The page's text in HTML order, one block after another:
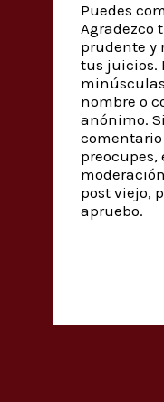
Puedes
Agradezco
prudente y
tus juicios.
nombre o
anónimo.
preocupes,
post viejo,
apruebo.